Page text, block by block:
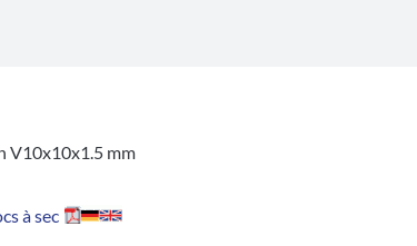
V10x10x1.5 mm
à sec